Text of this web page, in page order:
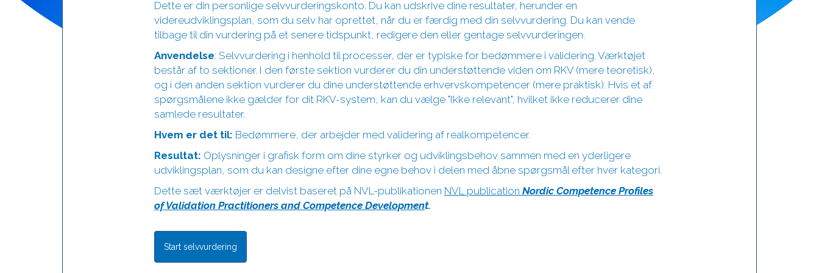
Dette er din personlige selvvurderingskonto. Du kan udskrive dine resultater, herunder en
videreudviklingsplan, som du selv har oprettet, når du er færdig med din selvvurdering. Du kan vende
tilbage til din vurdering på et senere tidspunkt, redigere den eller gentage selvvurderingen.
Anvendelse: Selvvurdering i henhold til processer, der er typiske for bedømmere i validering. Værktøjet
består af to sektioner. I den første sektion vurderer du din understøttende viden om RKV (mere teoretisk),
og i den anden sektion vurderer du dine understøttende erhvervskompetencer (mere praktisk). Hvis et af
spørgsmålene ikke gælder for dit RKV-system, kan du vælge "Ikke relevant", hvilket ikke reducerer dine
samlede resultater.
Hvem er det til: Bedømmere, der arbejder med validering af realkompetencer.
Resultat: Oplysninger i grafisk form om dine styrker og udviklingsbehov sammen med en yderligere
udviklingsplan, som du kan designe efter dine egne behov i delen med åbne spørgsmål efter hver kategori.
Dette sæt værktøjer er delvist baseret på NVL-publikationen NVL publication Nordic Competence Profiles
of Validation Practitioners and Competence Development.
Start selvvurdering